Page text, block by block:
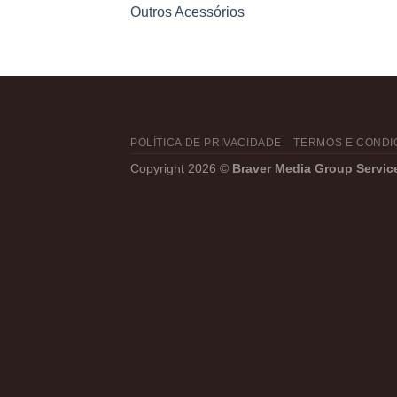
Outros Acessórios
POLÍTICA DE PRIVACIDADE TERMOS E
Copyright 2026 © Braver Media Group